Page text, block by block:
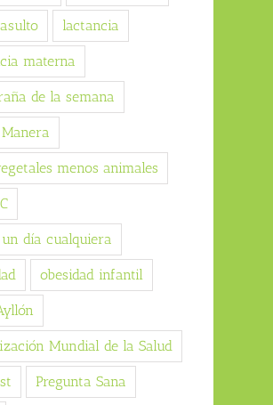
lactancia
materna
de la semana
menos animales
día cualquiera
obesidad infantil
Mundial de la Salud
Pregunta Sana